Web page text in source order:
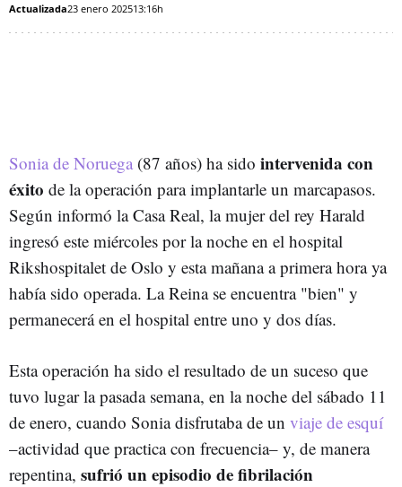
Actualizada23 enero 202513:16h
Sonia de Noruega (87 años) ha sido intervenida con
éxito de la operación para implantarle un marcapasos.
Según informó la Casa Real, la mujer del rey Harald
ingresó este miércoles por la noche en el hospital
Rikshospitalet de Oslo y esta mañana a primera hora ya
había sido operada. La Reina se encuentra "bien" y
permanecerá en el hospital entre uno y dos días.
Esta operación ha sido el resultado de un suceso que
tuvo lugar la pasada semana, en la noche del sábado 11
de enero, cuando Sonia disfrutaba de un viaje de esquí
–actividad que practica con frecuencia– y, de manera
repentina, sufrió un episodio de fibrilación